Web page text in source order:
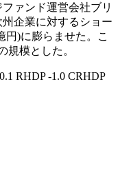
ァンド運営会社ブリ
企業に対するショー
円)に膨らませた。こ
規模とした。
RHDP -1.0 CRHDP